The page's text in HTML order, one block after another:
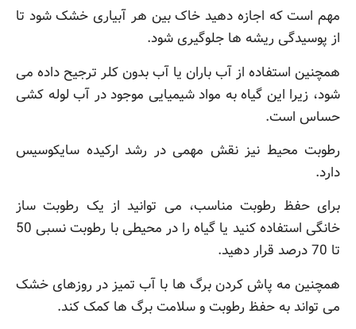
مهم است که اجازه دهید خاک بین هر آبیاری خشک شود تا
از پوسیدگی ریشه ها جلوگیری شود.
همچنین استفاده از آب باران یا آب بدون کلر ترجیح داده می
شود، زیرا این گیاه به مواد شیمیایی موجود در آب لوله کشی
حساس است.
رطوبت محیط نیز نقش مهمی در رشد ارکیده سایکوسیس
دارد.
برای حفظ رطوبت مناسب، می توانید از یک رطوبت ساز
خانگی استفاده کنید یا گیاه را در محیطی با رطوبت نسبی 50
تا 70 درصد قرار دهید.
همچنین مه پاش کردن برگ ها با آب تمیز در روزهای خشک
می تواند به حفظ رطوبت و سلامت برگ ها کمک کند.